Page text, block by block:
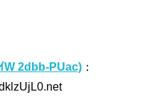
W 2dbb-PUac) ：